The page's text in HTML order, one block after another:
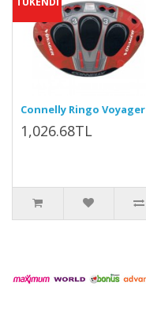
Connelly Ringo Voyager
1,026.68TL